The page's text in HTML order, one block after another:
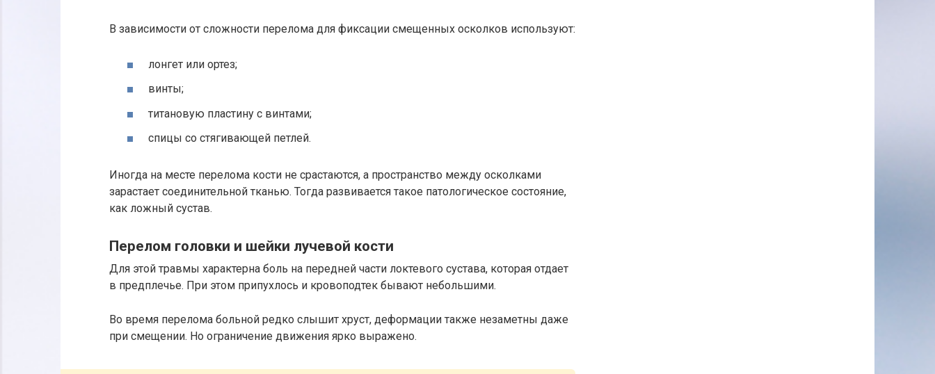
В зависимости от сложности перелома для фиксации смещенных осколков используют:
лонгет или ортез;
винты;
титановую пластину с винтами;
спицы со стягивающей петлей.
Иногда на месте перелома кости не срастаются, а пространство между осколками
зарастает соединительной тканью. Тогда развивается такое патологическое состояние,
как ложный сустав.
Перелом головки и шейки лучевой кости
Для этой травмы характерна боль на передней части локтевого сустава, которая отдает
в предплечье. При этом припухлось и кровоподтек бывают небольшими.
Во время перелома больной редко слышит хруст, деформации также незаметны даже
при смещении. Но ограничение движения ярко выражено.